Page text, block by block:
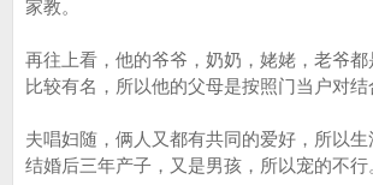
家教。
再往上看，他的爷爷，奶奶，姥姥，老爷
比较有名，所以他的父母是按照门当户对结
夫唱妇随，俩人又都有共同的爱好，所以生
结婚后三年产子，又是男孩，所以宠的不行